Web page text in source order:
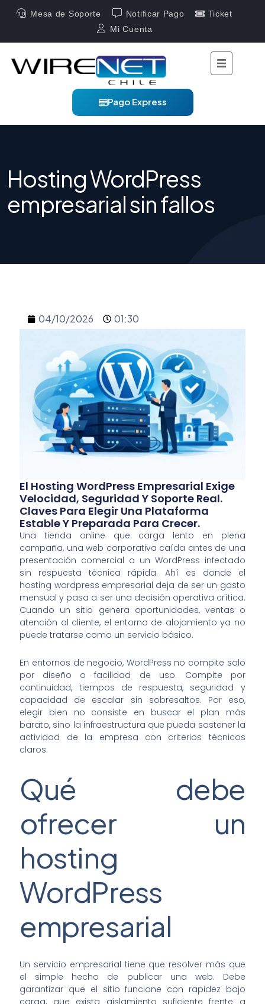
Mesa de Soporte Notificar Pago
Ticket
Mi Cuenta
Pago Express
Hosting WordPress
empresarial sin fallos
04/10/2026 01:30
El Hosting WordPress Empresarial Exige
Velocidad, Seguridad Y Soporte Real.
Claves Para Elegir Una Plataforma
Estable Y Preparada Para Crecer.
Una tienda online que carga lento en plena
campaña, una web corporativa caída antes de una
presentación comercial o un WordPress infectado
sin respuesta técnica rápida. Ahí es donde el
hosting wordpress empresarial deja de ser un gasto
mensual y pasa a ser una decisión operativa crítica.
Cuando un sitio genera oportunidades, ventas o
atención al cliente, el entorno de alojamiento ya no
puede tratarse como un servicio básico.
En entornos de negocio, WordPress no compite solo
por diseño o facilidad de uso. Compite por
continuidad, tiempos de respuesta, seguridad y
capacidad de escalar sin sobresaltos. Por eso,
elegir bien no consiste en buscar el plan más
barato, sino la infraestructura que pueda sostener la
actividad de la empresa con criterios técnicos
claros.
Qué debe
ofrecer un
hosting
WordPress
empresarial
Un servicio empresarial tiene que resolver más que
el simple hecho de publicar una web. Debe
garantizar que el sitio funcione con rapidez bajo
carga, que exista aislamiento suficiente frente a